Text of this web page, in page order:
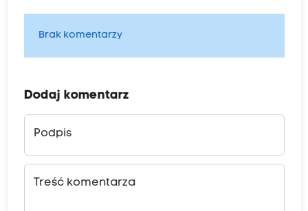
Brak komentarzy
Dodaj komentarz
Podpis
Treść komentarza